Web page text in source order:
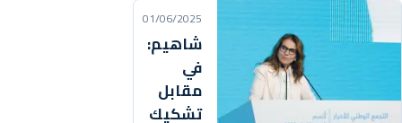
01/06/2025
شاهيم:
في
مقابل
تشكيك